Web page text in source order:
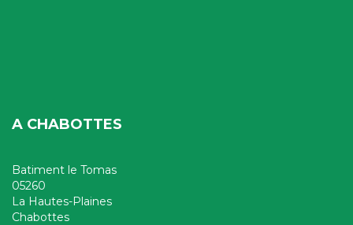
A CHABOTTES
Batiment le Tomas
05260
La Hautes-Plaines
Chabottes